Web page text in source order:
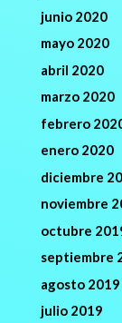
junio 2020
mayo 2020
abril 2020
marzo 2020
febrero
enero 2020
diciembre
noviembre
octubre
septiembre
agosto 2019
julio 2019